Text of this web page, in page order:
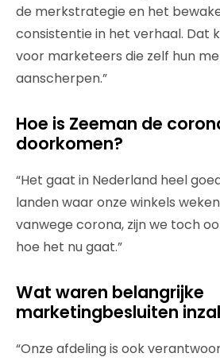
de merkstrategie en het
consistentie in het verhaal. Dat
voor marketeers die zelf hun
aanscherpen.”
Hoe is Zeeman de
doorkomen?
“Het gaat in Nederland heel
landen waar onze winkels
vanwege corona, zijn we toch
hoe het nu gaat.”
Wat waren belangrijke
marketingbesluiten
“Onze afdeling is ook